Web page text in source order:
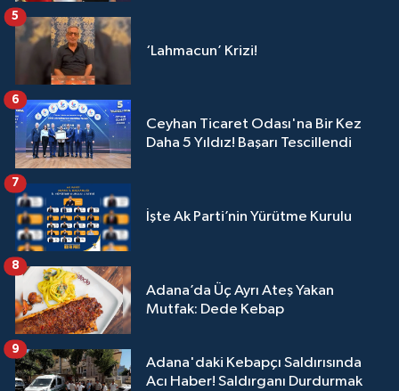
‘Lahmacun’ Krizi!
5
Ceyhan Ticaret Odası'na Bir Kez
Daha 5 Yıldız! Başarı Tescillendi
6
İşte Ak Parti’nin Yürütme Kurulu
7
Adana’da Üç Ayrı Ateş Yakan
Mutfak: Dede Kebap
8
Adana'daki Kebapçı Saldırısında
Acı Haber! Saldırganı Durdurmak
9